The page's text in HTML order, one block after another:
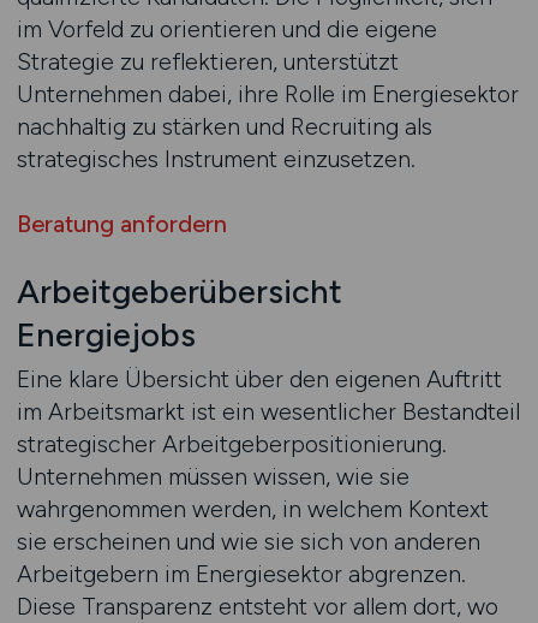
im Vorfeld zu orientieren und die eigene
Strategie zu reflektieren, unterstützt
Unternehmen dabei, ihre Rolle im Energiesektor
nachhaltig zu stärken und Recruiting als
strategisches Instrument einzusetzen.
Beratung anfordern
Arbeitgeberübersicht
Energiejobs
Eine klare Übersicht über den eigenen Auftritt
im Arbeitsmarkt ist ein wesentlicher Bestandteil
strategischer Arbeitgeberpositionierung.
Unternehmen müssen wissen, wie sie
wahrgenommen werden, in welchem Kontext
sie erscheinen und wie sie sich von anderen
Arbeitgebern im Energiesektor abgrenzen.
Diese Transparenz entsteht vor allem dort, wo